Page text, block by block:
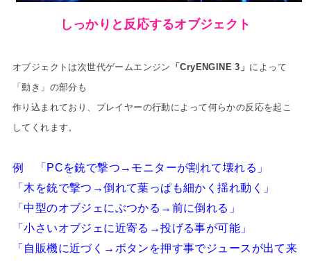
しっかりと反応するオブジェクト
オブジェクトは次世代ゲームエンジン 「CryENGINE 3」 によって
「動き」の部分も
作り込まれており、プレイヤーの行動によって何らかの反応を起こ
してくれます。
例 「PCを銃で撃つ→モニターが割れて壊れる」
「木を銃で撃つ→倒れて葉っぱも細かく揺れ動く」
「中型のオブジェにぶつかる→前に倒れる」
「小さいオブジェに近寄る→投げる事が可能」
「自販機に近づく→ボタンを押す事でジュースが出て来